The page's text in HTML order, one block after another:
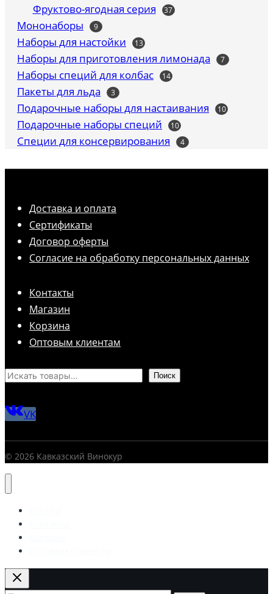
Фруктово-ягодная серия 3737
Мононаборы 99
товаров
Наборы для настойки 1313
Наборы для приготовления лимонада 77
Наборы специй для колбас 1414
Пакеты для льда 3 3
Подарочные наборы для настаивания 1010
Подарочные наборы специй 1010
товаров
Специи для консервирования 44
Доставка и оплата
Сертификаты
Договор оферты
Согласие на обработку персональных данных
Контакты
Магазин
Корзина
Оптовым клиентам
Поиск
VK
© 2026 Кавказский Винокур